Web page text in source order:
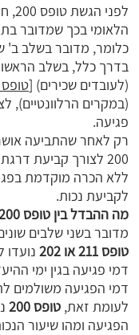
הלאומי בכך שמדובר
כלומר, מדובר בשלב ב'
בדרך כלל, בשלב
(לעובדים שכירים) [טופס 283
(במקרים הרלוונטיים),
פגיעה.
רק לאחר שהתביעה
200 לצורך קביעת דרגת הנכות.
ללא הכרה מוקדמת
לקביעת נכות.
מה ההבדל בין טופס 200 לטופס 211 או 202?
מדובר בשני שלבים
טופס 211 או 202
דמי פגיעה בגין ימי
דמי הפגיעה משולמים
לעומת זאת,טופס 200
הפגיעה ומהו שיעור